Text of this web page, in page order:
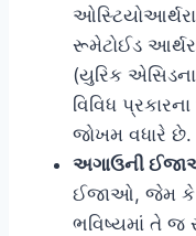
રૂમેટોઈડ
(યુરિક
વિવિધ
જોખમ વધારે છે.
અગાઉની
ઈજાઓ, જેમ કે
ભવિષ્યમાં તે જ